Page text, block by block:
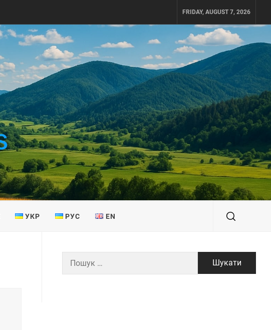
FRIDAY, AUGUST 7, 2026
УКР РУС EN